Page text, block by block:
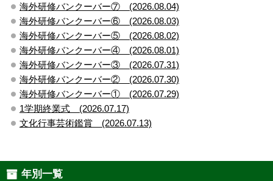
海外研修バンクーバー⑦ (2026.08.04)
海外研修バンクーバー⑥ (2026.08.03)
海外研修バンクーバー⑤ (2026.08.02)
海外研修バンクーバー④ (2026.08.01)
海外研修バンクーバー③ (2026.07.31)
海外研修バンクーバー② (2026.07.30)
海外研修バンクーバー① (2026.07.29)
1学期終業式 (2026.07.17)
文化行事芸術鑑賞 (2026.07.13)
年別一覧